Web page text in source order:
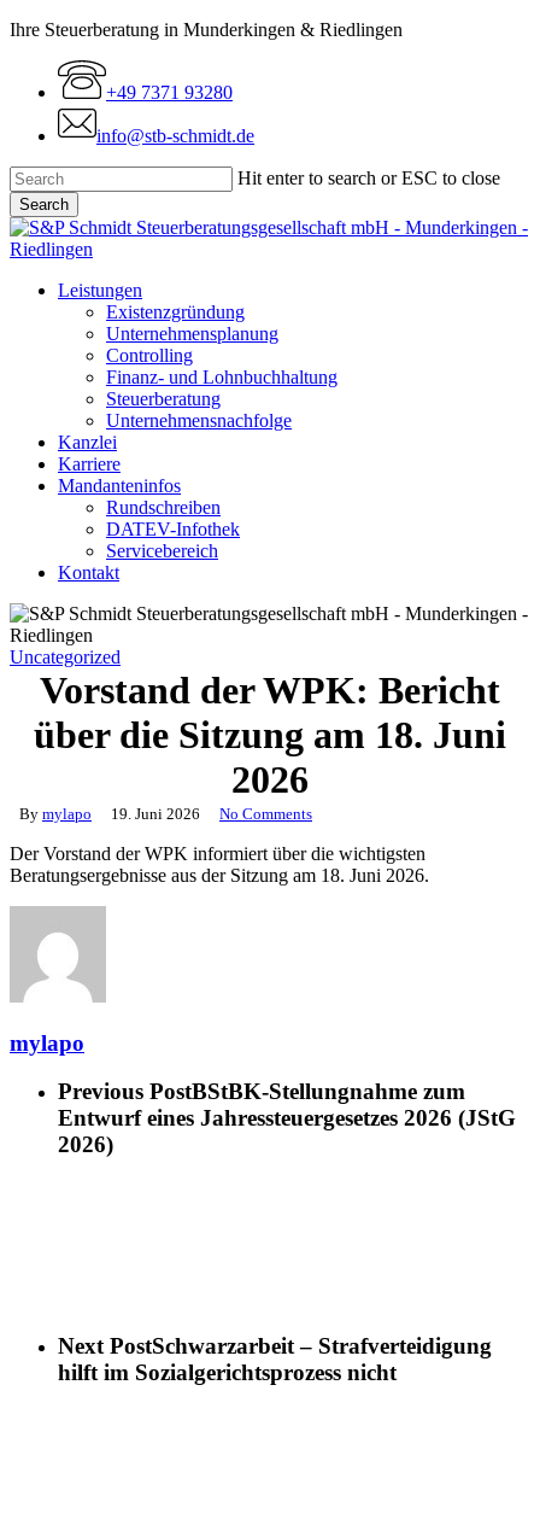
Skip
content
Ihre Steuerberatung in Munderkingen & Riedlingen
+49 7371 93280
info@stb-schmidt.de
Hit enter to search or ESC to close
Search
Close
Search
Menu
Leistungen
Existenzgründung
Unternehmensplanung
Controlling
Finanz- und Lohnbuchhaltung
Steuerberatung
Unternehmensnachfolge
Kanzlei
Karriere
Mandanteninfos
Rundschreiben
DATEV-Infothek
Servicebereich
Kontakt
Uncategorized
Vorstand der WPK: Bericht
über die Sitzung am 18. Juni
2026
By mylapo 19. Juni 2026 No Comments
Der Vorstand der WPK informiert über die wichtigsten
Beratungsergebnisse aus der Sitzung am 18. Juni 2026.
mylapo
Previous PostBStBK-Stellungnahme zum
Entwurf eines Jahressteuergesetzes 2026 (JStG
2026)
Next PostSchwarzarbeit – Strafverteidigung
hilft im Sozialgerichtsprozess nicht